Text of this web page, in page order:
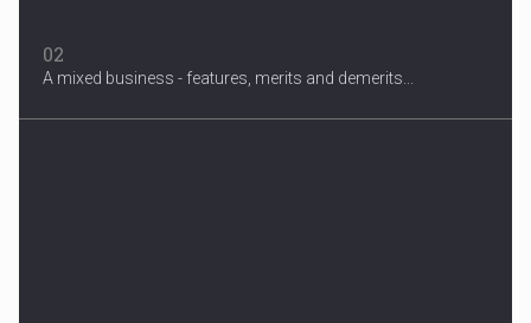
02
A mixed business - features, merits and demerits...